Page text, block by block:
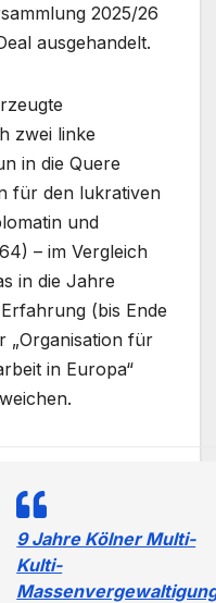
2025/26
ausgehandelt.
zwei linke
in die Quere
für den lukrativen
und
– im Vergleich
in die Jahre
(bis Ende
„Organisation für
in Europa“
9 Jahre Kölner Multi-
Kulti-